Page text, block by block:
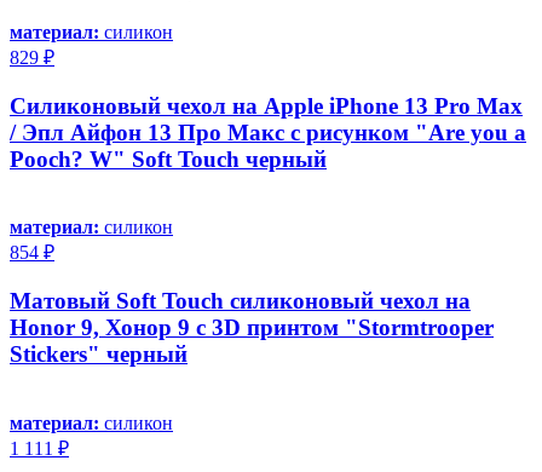
материал: силикон
829 ₽
Силиконовый чехол на Apple iPhone 13 Pro Max
/ Эпл Айфон 13 Про Макс с рисунком "Are you a
Pooch? W" Soft Touch черный
материал: силикон
854 ₽
Матовый Soft Touch силиконовый чехол на
Honor 9, Хонор 9 с 3D принтом "Stormtrooper
Stickers" черный
материал: силикон
1 111 ₽